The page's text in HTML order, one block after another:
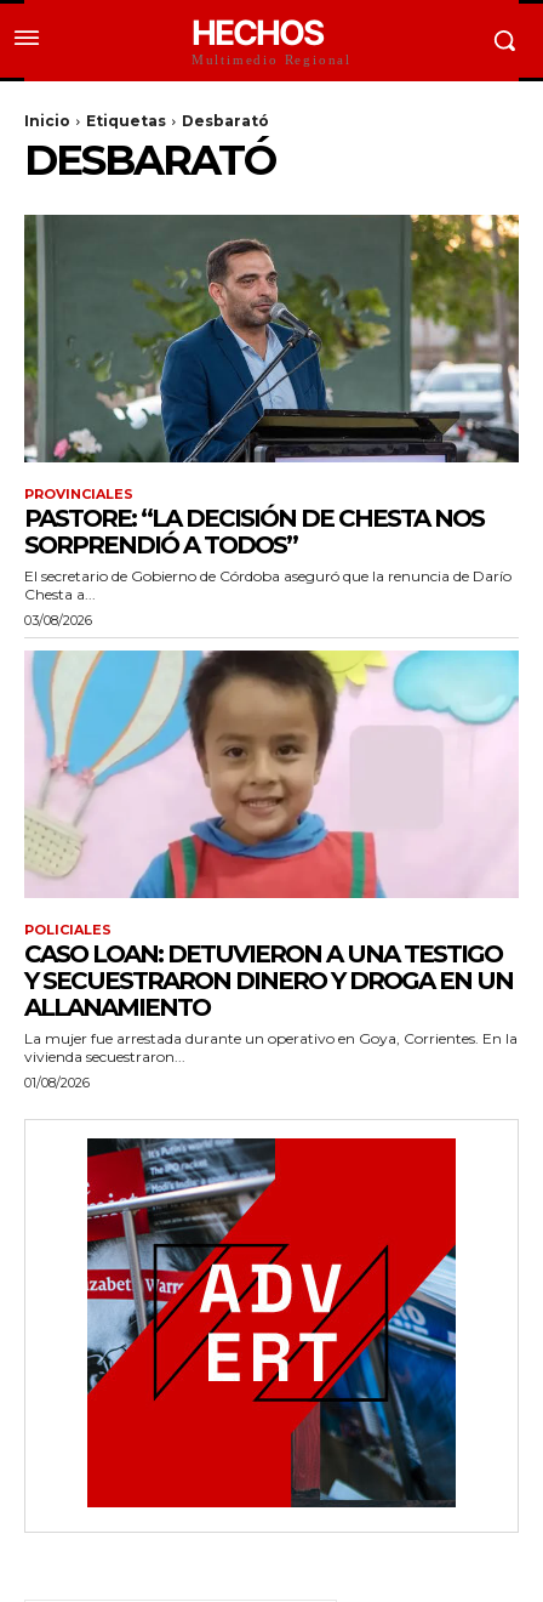
HECHOS
Multimedio Regional
Inicio Etiquetas Desbarató
DESBARATÓ
PROVINCIALES
PASTORE: “LA DECISIÓN DE CHESTA NOS
SORPRENDIÓ A TODOS”
El secretario de Gobierno de Córdoba aseguró que la renuncia de Darío
Chesta a...
03/08/2026
POLICIALES
CASO LOAN: DETUVIERON A UNA TESTIGO
Y SECUESTRARON DINERO Y DROGA EN UN
ALLANAMIENTO
La mujer fue arrestada durante un operativo en Goya, Corrientes. En la
vivienda secuestraron...
01/08/2026